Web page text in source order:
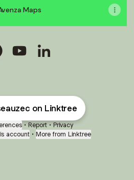
Maps
on Linktree
• Report • Privacy
account • More from Linktree